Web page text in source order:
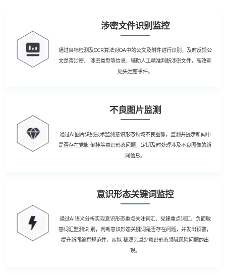
涉密文件识别监控
通过目标检测及OCR算法对OA中的公文及附件进行识别，及时反馈公
文是否涉密、 涉密类型等信息，辅助人工精准判断涉密文件，高效查
处失泄密事件。
不良图片监测
通过AI图片识别技术监测意识形态领域不良图像，监测并提示新闻中
是否存在党旗 倒挂等意识形态问题，定期及时处理涉及不良图像的新
闻信息。
意识形态关键词监控
通过AI语义分析实现意识形态重点关注词汇、党建重点词汇、负面敏
感词汇监测识 别，判断意识形态关键词是否存在问题，并发出预警，
提升新闻编撰规范性，从拟 稿源头减少意识形态领域风险问题的出
现。